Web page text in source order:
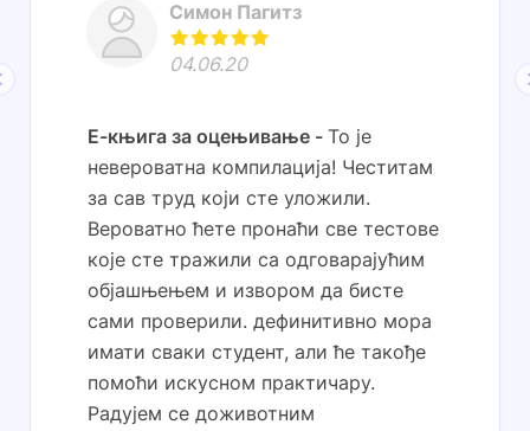
Симон Пагитз
04.06.20
Е-књига за оцењивање
То је
невероватна компилација! Честитам
за сав труд који сте уложили.
Вероватно ћете пронаћи све тестове
које сте тражили са одговарајућим
објашњењем и извором да бисте
сами проверили. дефинитивно мора
имати сваки студент, али ће такође
помоћи искусном практичару.
Радујем се доживотним